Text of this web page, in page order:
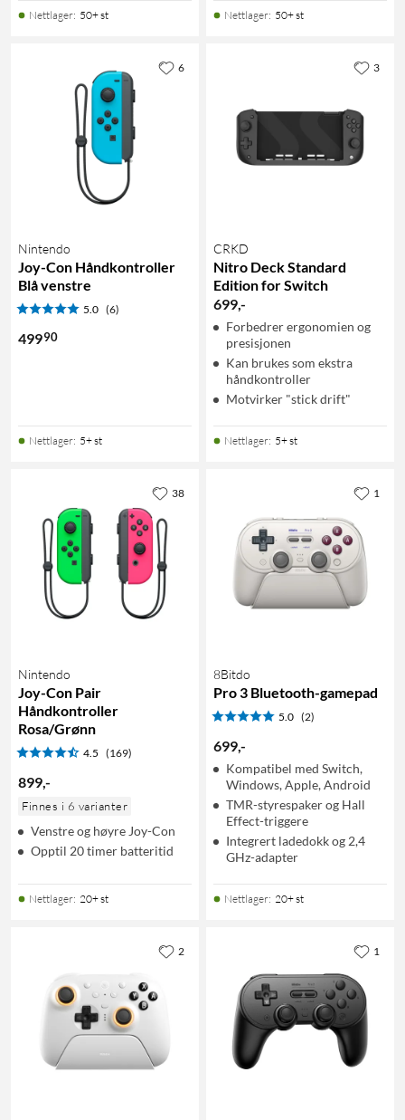
Nettlager: 50+ st Nettlager: 50+ st
Nintendo
Joy-Con Håndkontroller
Blå venstre
5.0 (6)
49990
Nettlager: 5+ st
6
CRKD
Nitro Deck Standard
Edition for Switch
699,-
Forbedrer ergonomien og
presisjonen
Kan brukes som ekstra
håndkontroller
Motvirker "stick drift"
Nettlager: 5+ st
3
Nintendo
Joy-Con Pair
Håndkontroller
Rosa/Grønn
4.5 (169)
899,-
Finnes i 6 varianter
Venstre og høyre Joy-Con
Opptil 20 timer batteritid
Nettlager: 20+ st
38
8Bitdo
Pro 3 Bluetooth-gamepad
5.0 (2)
699,-
Kompatibel med Switch,
Windows, Apple, Android
TMR-styrespaker og Hall
Effect-triggere
Integrert ladedokk og 2,4
GHz-adapter
Nettlager: 20+ st
1
2 1